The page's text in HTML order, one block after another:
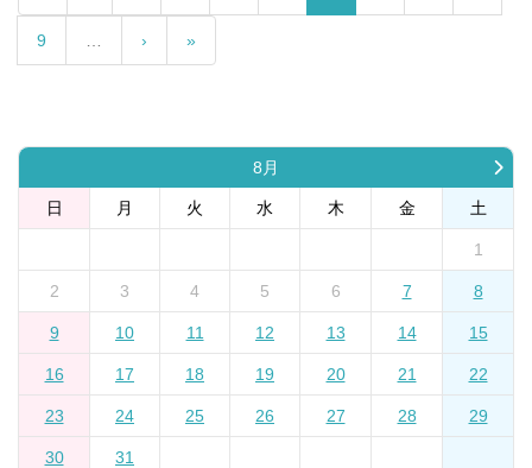
9 › »
8月
日 月 火 水 木 金 土
1
2 3 4 5 6 7 8
9 10 11 12 13 14 15
16 17 18 19 20 21 22
23 24 25 26 27 28 29
30 31